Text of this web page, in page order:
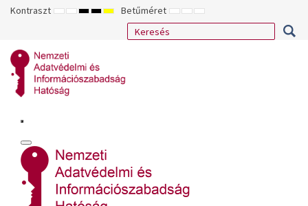
Kontraszt ALAPÉRTELMEZETT
ÉJSZAKAI
NAGY
KONTRASZTÚ
NAGY
KONTRASZTÚ
NAGY
KONTRASZTÚ
SÁRGA
FEKETE
Betűméret KISEBB
BETŰTÍPUS
ALAPÉRTELMEZETT
BETŰMÉRET
NAGYOBB
BETŰMÉRET